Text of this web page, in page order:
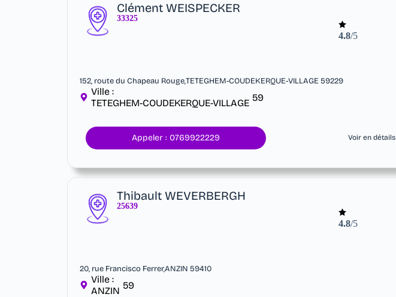
Clément WEISPECKER
33325
4.8/5
152, route du Chapeau Rouge,TETEGHEM-COUDEKERQUE-VILLAGE 59229
Ville :
TETEGHEM-COUDEKERQUE-VILLAGE 59
Appeler : 0769922229 Voir en détails
Thibault WEVERBERGH
25639
4.8/5
20, rue Francisco Ferrer,ANZIN 59410
Ville :
ANZIN 59